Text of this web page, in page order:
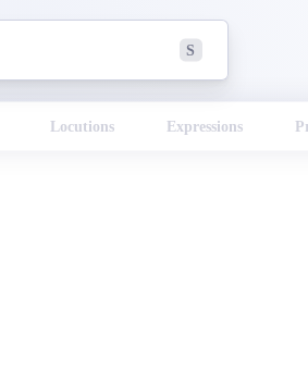
S
Locutions Expressions